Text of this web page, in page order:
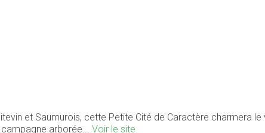
et Saumurois, cette Petite Cité de Caractère charmera le
arborée... Voir le site